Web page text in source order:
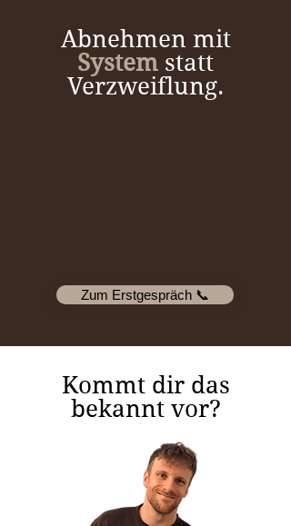
Abnehmen mit
System statt
Verzweiflung.
Zum Erstgespräch 📞
Kommt dir das
bekannt vor?